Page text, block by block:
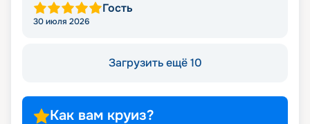
Гость
30 июля 2026
Загрузить ещё 10
Как вам круиз?